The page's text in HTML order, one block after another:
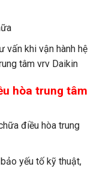
vấn khi vận hành hệ
tâm vrv Daikin
hòa trung tâm
điều hòa trung
yếu tố kỹ thuật,